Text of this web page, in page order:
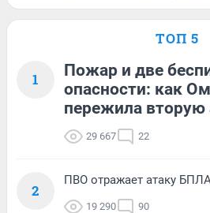
ТОП 5
1
Пожар и две
опасности: как
пережила
29 667 22
2
ПВО отражает атаку
19 290 90